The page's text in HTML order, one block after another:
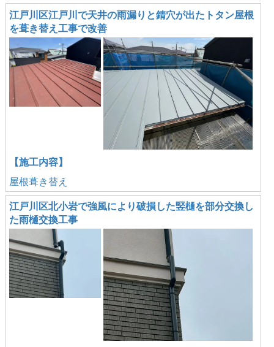
江戸川区江戸川で天井の雨漏りと錆穴が出たトタン屋根
を葺き替え工事で改善
【施工内容】
屋根葺き替え
江戸川区北小岩で強風により破損した竪樋を部分交換し
た雨樋交換工事